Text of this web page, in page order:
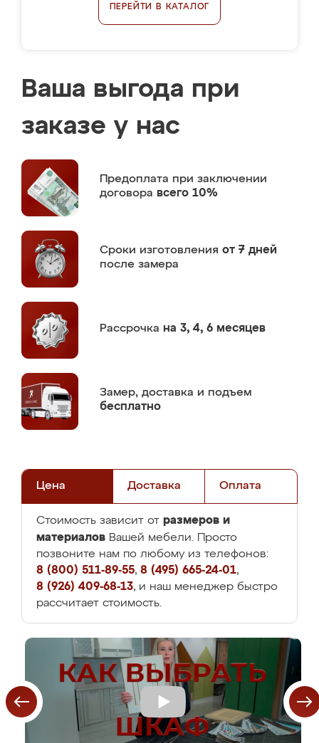
ПЕРЕЙТИ В КАТАЛОГ
Ваша выгода при
заказе у нас
Предоплата при заключении
договора всего 10%
Сроки изготовления от 7 дней
после замера
Рассрочка на 3, 4, 6 месяцев
Замер, доставка и подъем
бесплатно
Цена Доставка Оплата
Стоимость зависит от размеров и
материалов Вашей мебели. Просто
позвоните нам по любому из телефонов:
8 (800) 511-89-55, 8 (495) 665-24-01,
8 (926) 409-68-13, и наш менеджер быстро
рассчитает стоимость.